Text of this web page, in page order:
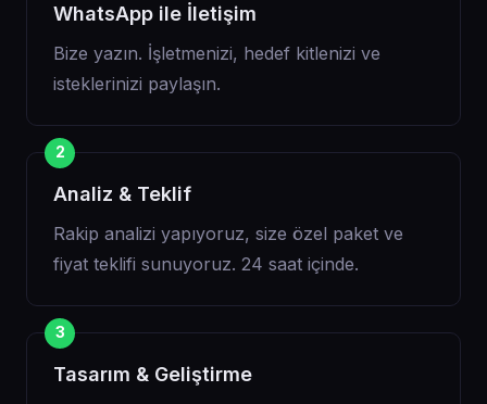
WhatsApp ile İletişim
Bize yazın. İşletmenizi, hedef kitlenizi ve
isteklerinizi paylaşın.
Analiz & Teklif
Rakip analizi yapıyoruz, size özel paket ve
fiyat teklifi sunuyoruz. 24 saat içinde.
Tasarım & Geliştirme